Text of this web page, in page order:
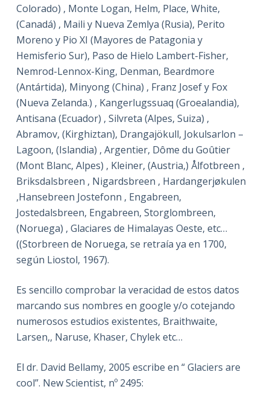
Colorado) , Monte Logan, Helm, Place, White,
(Canadá) , Maili y Nueva Zemlya (Rusia), Perito
Moreno y Pio XI (Mayores de Patagonia y
Hemisferio Sur), Paso de Hielo Lambert-Fisher,
Nemrod-Lennox-King, Denman, Beardmore
(Antártida), Minyong (China) , Franz Josef y Fox
(Nueva Zelanda.) , Kangerlugssuaq (Groealandia),
Antisana (Ecuador) , Silvreta (Alpes, Suiza) ,
Abramov, (Kirghiztan), Drangajökull, Jokulsarlon –
Lagoon, (Islandia) , Argentier, Dôme du Goûtier
(Mont Blanc, Alpes) , Kleiner, (Austria,) Ålfotbreen ,
Briksdalsbreen , Nigardsbreen , Hardangerjøkulen
,Hansebreen Jostefonn , Engabreen,
Jostedalsbreen, Engabreen, Storglombreen,
(Noruega) , Glaciares de Himalayas Oeste, etc…
((Storbreen de Noruega, se retraía ya en 1700,
según Liostol, 1967).
Es sencillo comprobar la veracidad de estos datos
marcando sus nombres en google y/o cotejando
numerosos estudios existentes, Braithwaite,
Larsen,, Naruse, Khaser, Chylek etc…
El dr. David Bellamy, 2005 escribe en “ Glaciers are
cool”. New Scientist, nº 2495: